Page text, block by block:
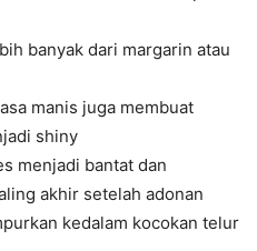
banyak dari margarin atau
manis juga membuat
shiny
menjadi bantat dan
akhir setelah adonan
kedalam kocokan telur